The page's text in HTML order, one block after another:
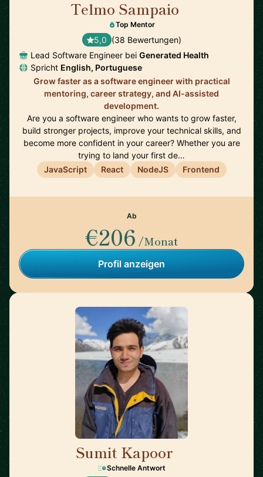
Telmo Sampaio
Top Mentor
5,0 (38 Bewertungen)
Lead Software Engineer bei Generated Health
Spricht English, Portuguese
Grow faster as a software engineer with practical
mentoring, career strategy, and AI-assisted
development.
Are you a software engineer who wants to grow faster,
build stronger projects, improve your technical skills, and
become more confident in your career? Whether you are
trying to land your first de…
JavaScript
React NodeJS Frontend
Ab
€206 /Monat
Profil anzeigen
Sumit Kapoor
Schnelle Antwort